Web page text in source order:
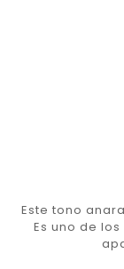
Este tono
Es uno de